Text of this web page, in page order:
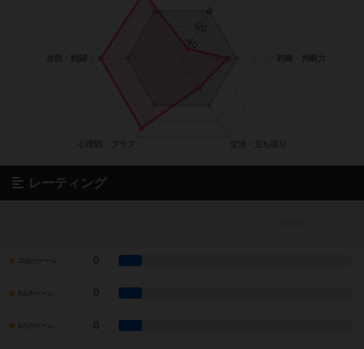
レーティング
10点のゲーム 0
9点のゲーム 0
8点のゲーム 0